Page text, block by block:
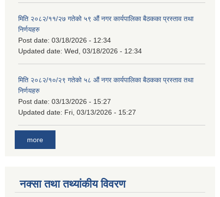
मिति २०८२/११/२७ गतेको ५९ औं नगर कार्यपालिका बैठकका प्रस्ताव तथा
निर्णयहरु
Post date: 03/18/2026 - 12:34
Updated date: Wed, 03/18/2026 - 12:34
मिति २०८२/१०/२९ गतेको ५८ औं नगर कार्यपालिका बैठकका प्रस्ताव तथा
निर्णयहरु
Post date: 03/13/2026 - 15:27
Updated date: Fri, 03/13/2026 - 15:27
more
नक्सा तथा तथ्यांकीय विवरण